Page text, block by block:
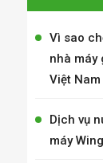
Vì sao
nhà máy
Việt Nam
Dịch vụ
máy